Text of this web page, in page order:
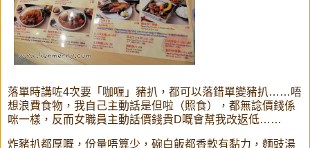
落單時講咗4次要「咖喱」豬扒，都可以落錯單變豬扒……唔
想浪費食物，我自己主動話是但啦（照食），都無諗價錢係
咪一樣，反而女職員主動話價錢貴D嘅會幫我改返低……
炸豬扒都厚嘅，份量唔算少，碗白飯都香軟有黏力，麵豉湯